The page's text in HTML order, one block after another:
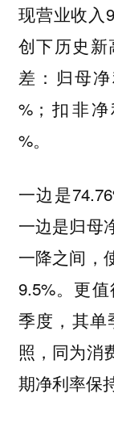
现营业收入
创下历史新
差：归母
%；扣非
%。
一边是
一边是归母
一降之间，
9.5%。更
季度，其单
照，同为消
期净利率保